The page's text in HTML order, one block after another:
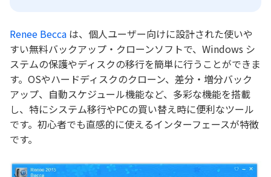
Renee Becca は、個人ユーザー向けに設計された使いや
すい無料バックアップ・クローンソフトで、Windows シ
ステムの保護やディスクの移行を簡単に行うことができま
す。OSやハードディスクのクローン、差分・増分バック
アップ、自動スケジュール機能など、多彩な機能を搭載
し、特にシステム移行やPCの買い替え時に便利なツール
です。初心者でも直感的に使えるインターフェースが特徴
です。